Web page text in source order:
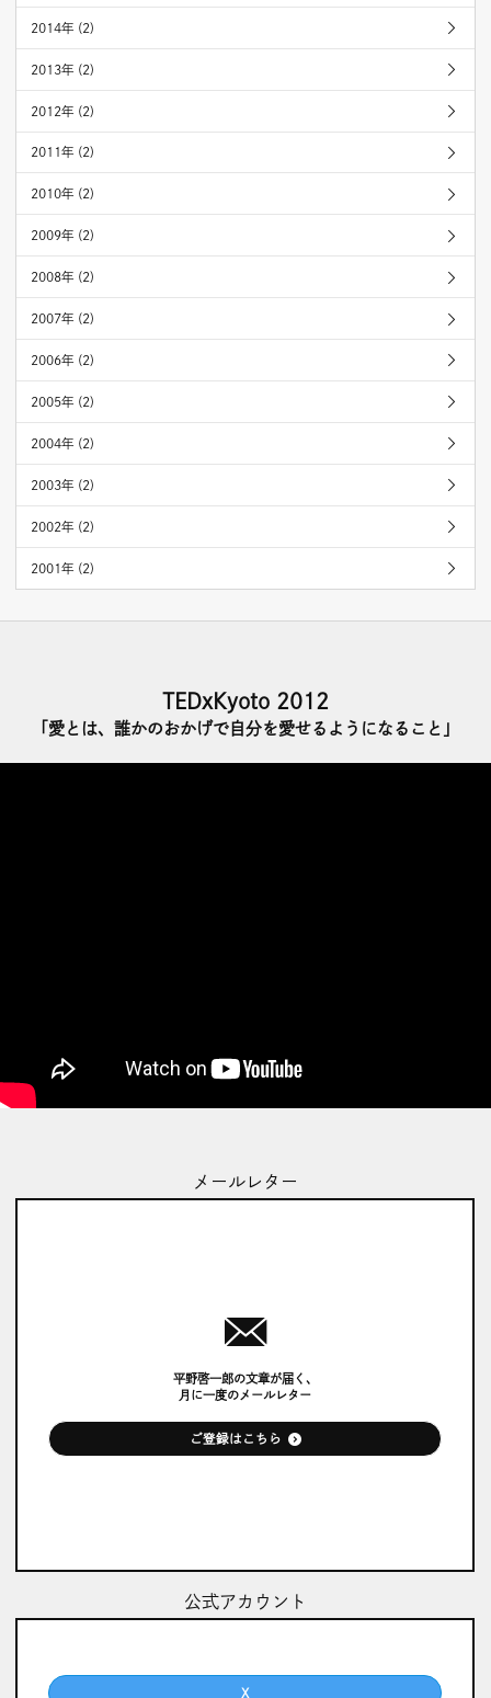
2014年 (2)
2013年 (2)
2012年 (2)
2011年 (2)
2010年 (2)
2009年 (2)
2008年 (2)
2007年 (2)
2006年 (2)
2005年 (2)
2004年 (2)
2003年 (2)
2002年 (2)
2001年 (2)
TEDxKyoto 2012
「愛とは、誰かのおかげで自分を愛せるようになること」
メールレター
平野啓一郎の文章が届く、
月に一度のメールレター
ご登録はこちら
公式アカウント
X